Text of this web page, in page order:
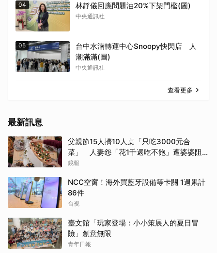
04 林靜儀回應問題油20%下架門檻(圖)
中央通訊社
05
台中水湳轉運中心Snoopy快閃店 人
潮滿滿(圖)
中央通訊社
查看更多
最新訊息
父親節15人擠10人桌「只吃3000元合
菜」 人妻怨「花1千還吃不飽」遭婆婆阻加
菜
鏡報
NCC空窗！海外買藍牙設備等卡關 1週累計
86件
台視
臺文館「玩家登場：小小策展人的夏日冒
險」創意無限
青年日報